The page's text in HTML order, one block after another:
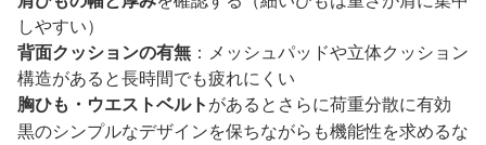
しやすい）
背面クッションの有無 ：メッシュパッドや立体クッション
構造があると長時間でも疲れにくい
胸ひも・ウエストベルトがあるとさらに荷重分散に有効
黒のシンプルなデザインを保ちながらも機能性を求めるな